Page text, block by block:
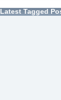
Latest Tagged